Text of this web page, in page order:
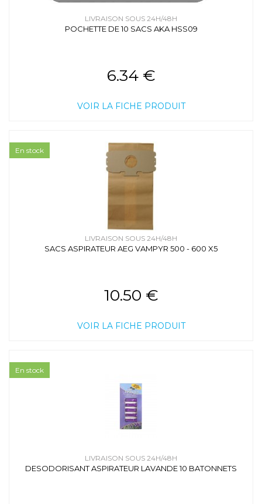
LIVRAISON SOUS 24H/48H
POCHETTE DE 10 SACS AKA HSS09
6.34 €
VOIR LA FICHE PRODUIT
LIVRAISON SOUS 24H/48H
SACS ASPIRATEUR AEG VAMPYR 500 - 600 X5
10.50 €
VOIR LA FICHE PRODUIT
En stock
LIVRAISON SOUS 24H/48H
DESODORISANT ASPIRATEUR LAVANDE 10 BATONNETS
En stock